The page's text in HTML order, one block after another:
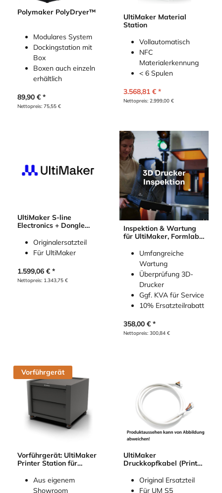
Polymaker PolyDryer™
Modulares System
Dockingstation mit
Box
Boxen auch einzeln
erhältlich
89,90 €
Nettopreis: 75,55 €
UltiMaker Material
Station
Vollautomatisch
NFC
Materialerkennung
< 6 Spulen
3.568,81€
Nettopreis: 2.999,00€
UltiMaker S-line
Electronics + Dongle
Originalersatzteil
Für UltiMaker
1.599,06 €
Nettopreis: 1.343,75 €
Inspektion & Wartung
für UltiMaker, Formlabs,
Lab
Umfangreiche
Wartung
Überprüfung 3D-
Drucker
Ggf. KVA für Service
10% Ersatzteilrabatt
358,00€
Nettopreis: 300,84€
Vorführgerät
Vorführgerät: UltiMaker
Printer Station für
Aus eigenem
Showroom
UltiMaker
Druckkopfkabel (Print
UltiMaker S-Line
Original Ersatzteil
Für UM S5